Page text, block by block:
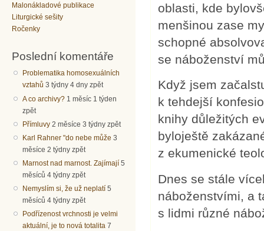
Malonákladové publikace
Liturgické sešity
Ročenky
Poslední komentáře
Problematika homosexuálních
vztahů 3 týdny 4 dny zpět
A co archivy? 1 měsíc 1 týden
zpět
Přímluvy 2 měsíce 3 týdny zpět
Karl Rahner "do nebe může 3
měsíce 2 týdny zpět
Marnost nad marnost. Zajímají 5
měsíců 4 týdny zpět
Nemyslím si, že už neplatí 5
měsíců 4 týdny zpět
Podřízenost vrchnosti je velmi
aktuální, je to nová totalita 7
oblasti, kde
menšinou zase
schopné
se náboženství
Když jsem
k tehdejší
knihy důležitých
byloještě
z ekumenické
Dnes se stále
náboženstvími, a
s lidmi různé